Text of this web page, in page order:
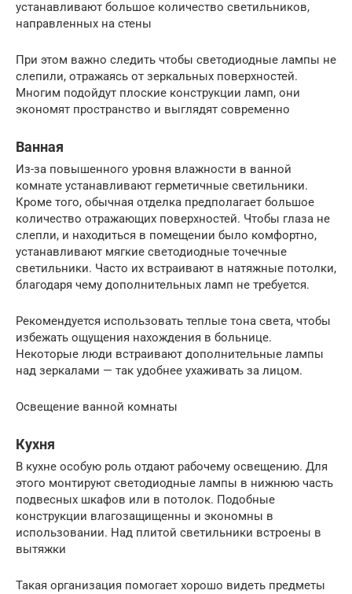
устанавливают большое количество светильников,
направленных на стены
При этом важно следить чтобы светодиодные лампы не
слепили, отражаясь от зеркальных поверхностей.
Многим подойдут плоские конструкции ламп, они
экономят пространство и выглядят современно
Ванная
Из-за повышенного уровня влажности в ванной
комнате устанавливают герметичные светильники.
Кроме того, обычная отделка предполагает большое
количество отражающих поверхностей. Чтобы глаза не
слепли, и находиться в помещении было комфортно,
устанавливают мягкие светодиодные точечные
светильники. Часто их встраивают в натяжные потолки,
благодаря чему дополнительных ламп не требуется.
Рекомендуется использовать теплые тона света, чтобы
избежать ощущения нахождения в больнице.
Некоторые люди встраивают дополнительные лампы
над зеркалами — так удобнее ухаживать за лицом.
Освещение ванной комнаты
Кухня
В кухне особую роль отдают рабочему освещению. Для
этого монтируют светодиодные лампы в нижнюю часть
подвесных шкафов или в потолок. Подобные
конструкции влагозащищенны и экономны в
использовании. Над плитой светильники встроены в
вытяжки
Такая организация помогает хорошо видеть предметы